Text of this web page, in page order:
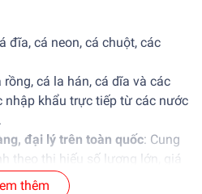
đĩa, cá neon, cá chuột, các
rồng, cá la hán, cá dĩa và các
nhập khẩu trực tiếp từ các nước
đại lý trên toàn quốc: Cung
theo thị hiếu số lượng lớn, giá
tốt.
thêm